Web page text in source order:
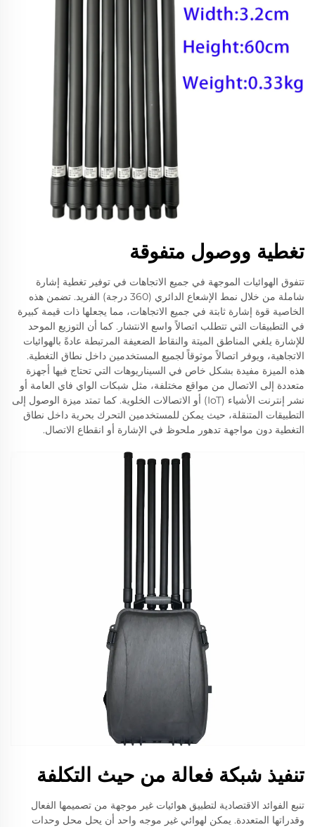
تغطية ووصول متفوقة
تتفوق الهوائيات الموجهة في جميع الاتجاهات في توفير تغطية إشارة
شاملة من خلال نمط الإشعاع الدائري (360 درجة) الفريد. تضمن هذه
الخاصية قوة إشارة ثابتة في جميع الاتجاهات، مما يجعلها ذات قيمة كبيرة
في التطبيقات التي تتطلب اتصالاً واسع الانتشار. كما أن التوزيع الموحد
للإشارة يلغي المناطق الميتة والنقاط الضعيفة المرتبطة عادةً بالهوائيات
الاتجاهية، ويوفر اتصالاً موثوقاً لجميع المستخدمين داخل نطاق التغطية.
هذه الميزة مفيدة بشكل خاص في السيناريوهات التي تحتاج فيها أجهزة
متعددة إلى الاتصال من مواقع مختلفة، مثل شبكات الواي فاي العامة أو
نشر إنترنت الأشياء (IoT) أو الاتصالات الخلوية. كما تمتد ميزة الوصول إلى
التطبيقات المتنقلة، حيث يمكن للمستخدمين التحرك بحرية داخل نطاق
التغطية دون مواجهة تدهور ملحوظ في الإشارة أو انقطاع الاتصال.
تنفيذ شبكة فعالة من حيث التكلفة
تنبع الفوائد الاقتصادية لتطبيق هوائيات غير موجهة من تصميمها الفعال
وقدراتها المتعددة. يمكن لهوائي غير موجه واحد أن يحل محل وحدات